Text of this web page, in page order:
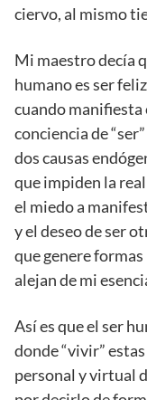
ciervo, al mismo
Mi maestro decía
humano es ser
cuando manifiesta
conciencia de
dos causas
que impiden la
el miedo a
y el deseo de ser
que genere
alejan de mi
Así es que el ser
donde “vivir”
personal y virtual